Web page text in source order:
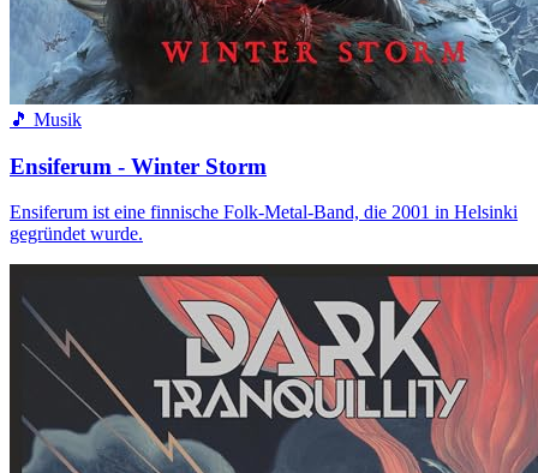
🎵 Musik
Ensiferum - Winter Storm
Ensiferum ist eine finnische Folk-Metal-Band, die 2001 in Helsinki
gegründet wurde.